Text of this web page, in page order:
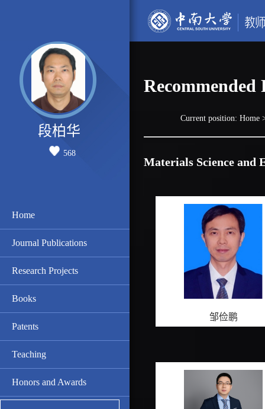
段柏华
568
Home
Journal Publications
Research Projects
Books
Patents
Teaching
Honors and Awards
Recommended
Current position:Home
Materials Science and
邹俭鹏